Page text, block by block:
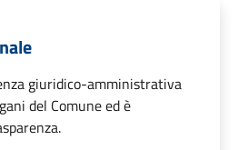
giuridico-amministrativa
del Comune ed è